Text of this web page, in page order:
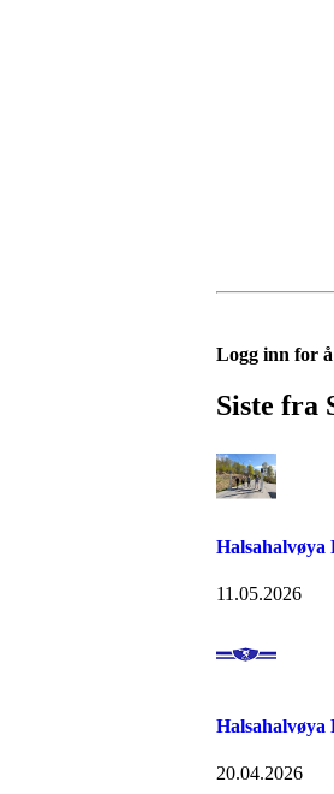
Logg inn for
Siste fra
Halsahalvøya
11.05.2026
Halsahalvøya
20.04.2026